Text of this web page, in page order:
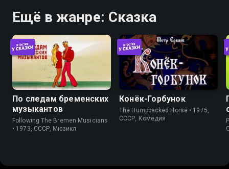
Ещё в жанре: Сказка
По следам бременских
музыкантов
Following The Bremen Musicians
• 1973, СССР, Мюзикл
Конёк-Горбунок
The Humpbacked Horse • 1975,
СССР, Комедия